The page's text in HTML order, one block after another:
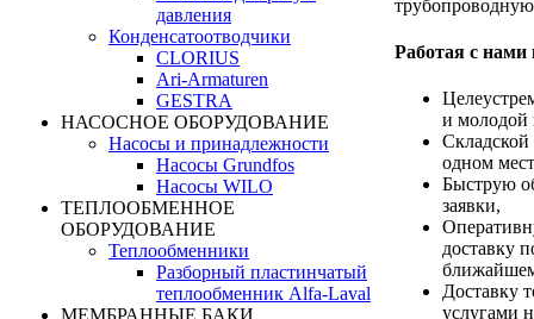
давления
Конденсатоотводчики
CLORIUS
Ari-Armaturen
GESTRA
НАСОСНОЕ ОБОРУДОВАНИЕ
Насосы и принадлежности
Насосы Grundfos
Насосы WILO
ТЕПЛООБМЕННОЕ
ОБОРУДОВАНИЕ
Теплообменники
Разборный пластинчатый
теплообменник Alfa-Laval
МЕМБРАННЫЕ БАКИ
Работая с нами
и молодой
одном
Быструю
заявки,
доставку
Доставку
услугами